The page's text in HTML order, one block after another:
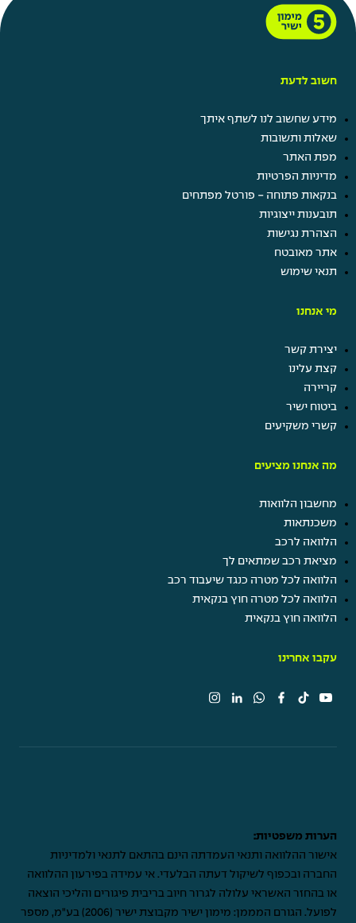
חשוב לדעת
מידע שחשוב לנו לשתף איתך
שאלות ותשובות
מפת האתר
מדיניות הפרטיות
בנקאות פתוחה - פורטל מפתחים
תובענות ייצוגיות
הצהרת נגישות
אתר מאובטח
תנאי שימוש
מי אנחנו
יצירת קשר
קצת עלינו
קריירה
ביטוח ישיר
קשרי משקיעים
מה אנחנו מציעים
מחשבון הלוואות
משכנתאות
הלוואה לרכב
מציאת רכב שמתאים לך
הלוואה לכל מטרה כנגד שיעבוד רכב
הלוואה לכל מטרה חוץ בנקאית
הלוואה חוץ בנקאית
עקבו אחרינו
הערות משפטיות:
אישור ההלוואה ותנאי העמדתה הינם בהתאם לתנאי ולמדיניות
החברה ובכפוף לשיקול דעתה הבלעדי. אי עמידה בפירעון ההלוואה
או בהחזר האשראי עלולה לגרור חיוב בריבית פיגורים והליכי הוצאה
לפועל. הגורם המממן: מימון ישיר מקבוצת ישיר (2006) בע"מ, מספר